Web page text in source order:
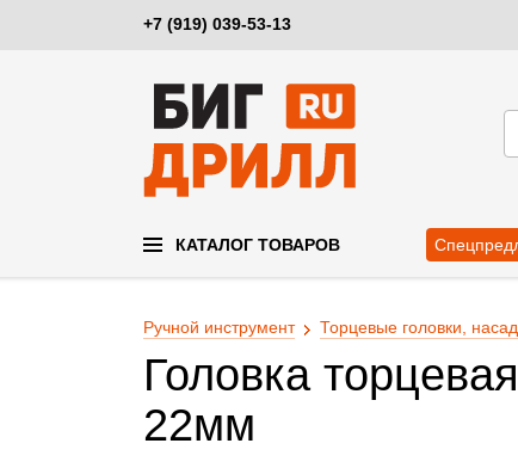
+7 (919) 039-53-13
КАТАЛОГ ТОВАРОВ
Ручной инструмент Торцевые головки,
Головка
22мм